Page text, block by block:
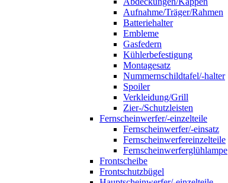
Aufnahme/Träger/Rahmen
Batteriehalter
Embleme
Gasfedern
Kühlerbefestigung
Montagesatz
Nummernschildtafel/-halter
Spoiler
Verkleidung/Grill
Zier-/Schutzleisten
Fernscheinwerfer/-einzelteile
Fernscheinwerfer/-einsatz
Fernscheinwerfereinzelteile
Fernscheinwerferglühlampe
Frontscheibe
Frontschutzbügel